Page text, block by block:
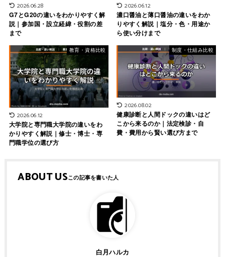
2026.06.28
G7とG20の違いをわかりやすく解
説｜参加国・設立経緯・役割の差
まで
2026.06.12
濃口醤油と薄口醤油の違いをわか
りやすく解説｜塩分・色・用途か
ら使い分けまで
教育・資格比較
2026.06.12
大学院と専門職大学院の違いをわ
かりやすく解説｜修士・博士・専
門職学位の選び方
制度・仕組み比較
2026.08.02
健康診断と人間ドックの違いはど
こから来るのか｜法定検診・自
費・費用から賢い選び方まで
ABOUT US
白月ハルカ